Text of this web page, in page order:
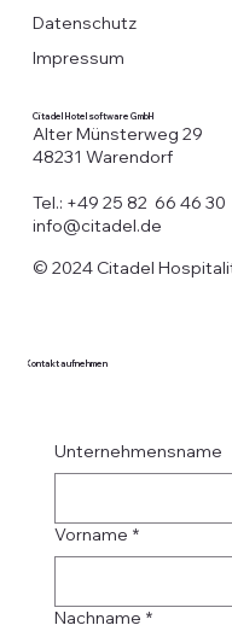
Datenschutz
Impressum
Citadel Hotelsoftware GmbH
Alter Münsterweg 29
48231 Warendorf
Tel.: +49 25 82 66 46 30
info@citadel.de
© 2024 Citadel
Kontakt aufnehmen
Unternehmensname
Vorname *
Nachname *